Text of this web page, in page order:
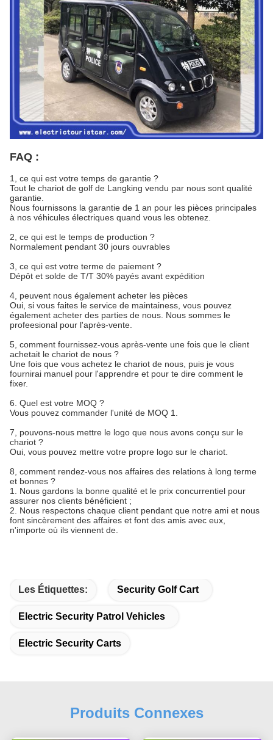
FAQ :
1, ce qui est votre temps de garantie ?
Tout le chariot de golf de Langking vendu par nous sont qualité
garantie.
Nous fournissons la garantie de 1 an pour les pièces principales
à nos véhicules électriques quand vous les obtenez.
2, ce qui est le temps de production ?
Normalement pendant 30 jours ouvrables
3, ce qui est votre terme de paiement ?
Dépôt et solde de T/T 30% payés avant expédition
4, peuvent nous également acheter les pièces
Oui, si vous faites le service de maintainess, vous pouvez
également acheter des parties de nous. Nous sommes le
profeesional pour l'après-vente.
5, comment fournissez-vous après-vente une fois que le client
achetait le chariot de nous ?
Une fois que vous achetez le chariot de nous, puis je vous
fournirai manuel pour l'apprendre et pour te dire comment le
fixer.
6. Quel est votre MOQ ?
Vous pouvez commander l'unité de MOQ 1.
7, pouvons-nous mettre le logo que nous avons conçu sur le
chariot ?
Oui, vous pouvez mettre votre propre logo sur le chariot.
8, comment rendez-vous nos affaires des relations à long terme
et bonnes ?
1. Nous gardons la bonne qualité et le prix concurrentiel pour
assurer nos clients bénéficient ;
2. Nous respectons chaque client pendant que notre ami et nous
font sincèrement des affaires et font des amis avec eux,
n'importe où ils viennent de.
Les Étiquettes: Security Golf Cart
Electric Security Patrol Vehicles
Electric Security Carts
Produits Connexes